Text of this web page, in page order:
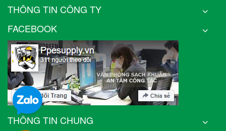
THÔNG TIN CÔNG TY
FACEBOOK
THÔNG TIN CHUNG